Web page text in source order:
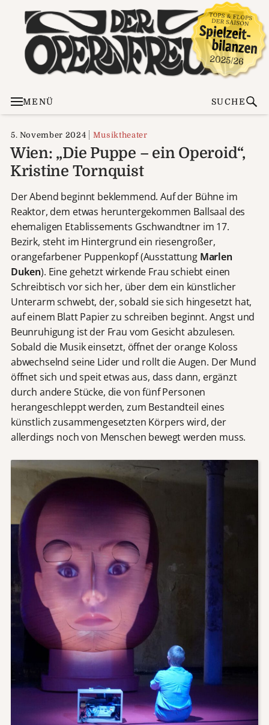
MENÜ SUCHE
5. November 2024 Musiktheater
Wien: „Die Puppe – ein Operoid“,
Kristine Tornquist
Der Abend beginnt beklemmend. Auf der Bühne im
Reaktor, dem etwas heruntergekommen Ballsaal des
ehemaligen Etablissements Gschwandtner im 17.
Bezirk, steht im Hintergrund ein riesengroßer,
orangefarbener Puppenkopf (Ausstattung Marlen
Duken). Eine gehetzt wirkende Frau schiebt einen
Schreibtisch vor sich her, über dem ein künstlicher
Unterarm schwebt, der, sobald sie sich hingesetzt hat,
auf einem Blatt Papier zu schreiben beginnt. Angst und
Beunruhigung ist der Frau vom Gesicht abzulesen.
Sobald die Musik einsetzt, öffnet der orange Koloss
abwechselnd seine Lider und rollt die Augen. Der Mund
öffnet sich und speit etwas aus, dass dann, ergänzt
durch andere Stücke, die von fünf Personen
herangeschleppt werden, zum Bestandteil eines
künstlich zusammengesetzten Körpers wird, der
allerdings noch von Menschen bewegt werden muss.